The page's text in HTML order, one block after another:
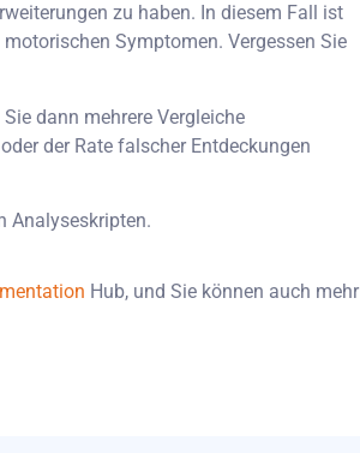
zu haben. In diesem Fall ist
Symptomen. Vergessen Sie
dann mehrere Vergleiche
der Rate falscher Entdeckungen
Analyseskripten.
Hub, und Sie können auch mehr